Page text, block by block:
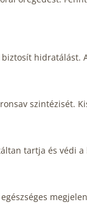
szintézisét.
tartja és védi a